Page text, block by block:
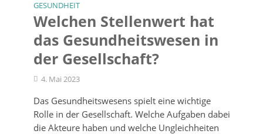
GESUNDHEIT
Welchen Stellenwert hat
das Gesundheitswesen in
der Gesellschaft?
4. Mai 2023
Das Gesundheitswesens spielt eine wichtige
Rolle in der Gesellschaft. Welche Aufgaben dabei
die Akteure haben und welche Ungleichheiten